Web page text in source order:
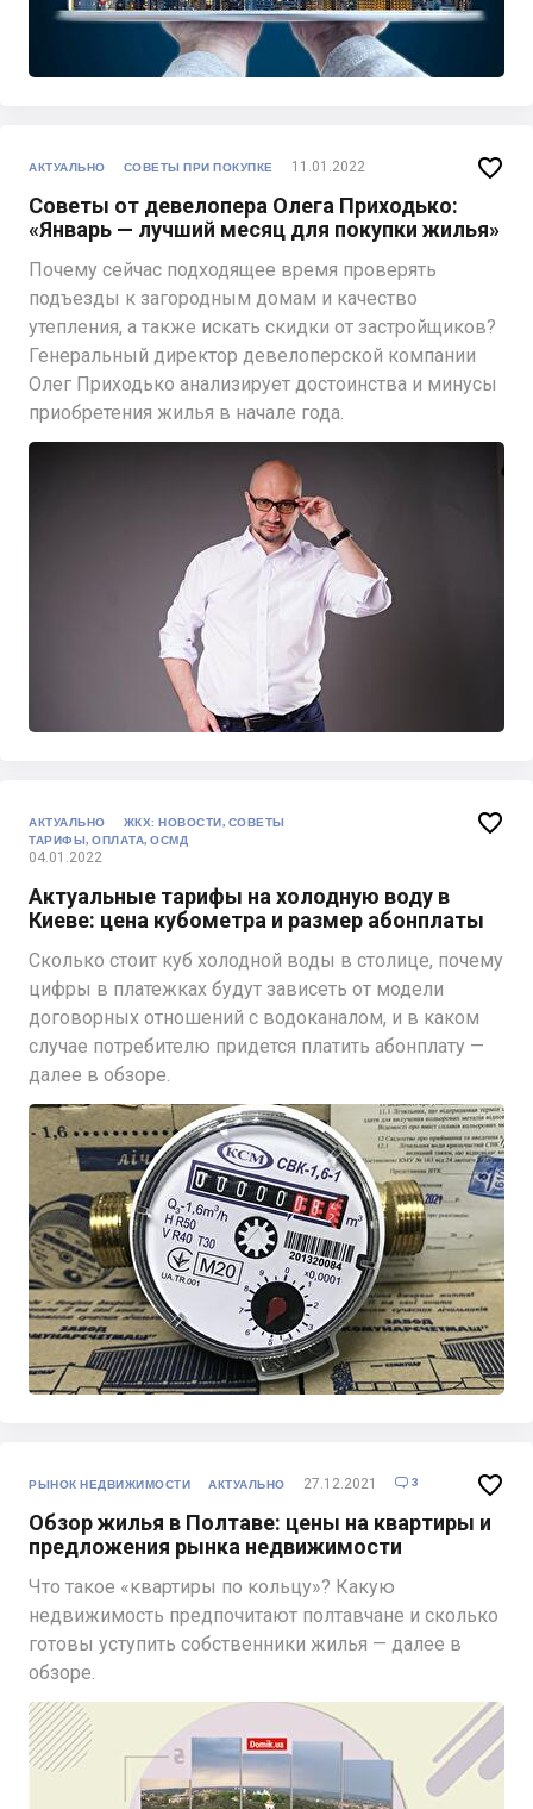
АКТУАЛЬНО СОВЕТЫ ПРИ ПОКУПКЕ 11.01.2022
Советы от девелопера Олега Приходько:
«Январь — лучший месяц для покупки жилья»
Почему сейчас подходящее время проверять
подъезды к загородным домам и качество
утепления, а также искать скидки от застройщиков?
Генеральный директор девелоперской компании
Олег Приходько анализирует достоинства и минусы
приобретения жилья в начале года.

АКТУАЛЬНО
ЖКХ: НОВОСТИ, СОВЕТЫ
ТАРИФЫ, ОПЛАТА, ОСМД
04.01.2022
Актуальные тарифы на холодную воду в
Киеве: цена кубометра и размер абонплаты
Сколько стоит куб холодной воды в столице, почему
цифры в платежках будут зависеть от модели
договорных отношений с водоканалом, и в каком
случае потребителю придется платить абонплату —
далее в обзоре.

РЫНОК НЕДВИЖИМОСТИ АКТУАЛЬНО 27.12.2021  3
Обзор жилья в Полтаве: цены на квартиры и
предложения рынка недвижимости
Что такое «квартиры по кольцу»? Какую
недвижимость предпочитают полтавчане и сколько
готовы уступить собственники жилья — далее в
обзоре.
